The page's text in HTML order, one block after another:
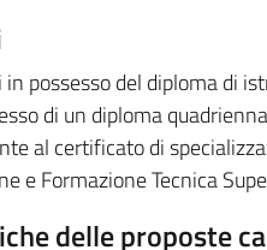
possesso del diploma di
di un diploma
al certificato di
e Formazione Tecnica
delle proposte